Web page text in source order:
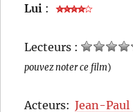
Lui :
Lecteurs :
pouvez noter ce film)
Acteurs: Jean-